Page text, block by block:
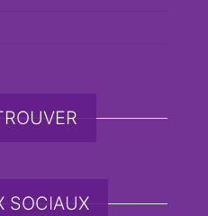
SOCIAUX